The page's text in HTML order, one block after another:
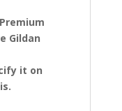
Gildan
it on